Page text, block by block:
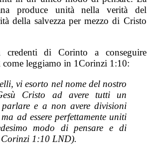
produce unità nella verità del
della salvezza per mezzo di Cristo
credenti di Corinto a conseguire
come leggiamo in 1Corinzi 1:10:
vi esorto nel nome del nostro
Cristo ad avere tutti un
parlare e a non avere divisioni
ad essere perfettamente uniti
modo di pensare e di
1:10 LND).